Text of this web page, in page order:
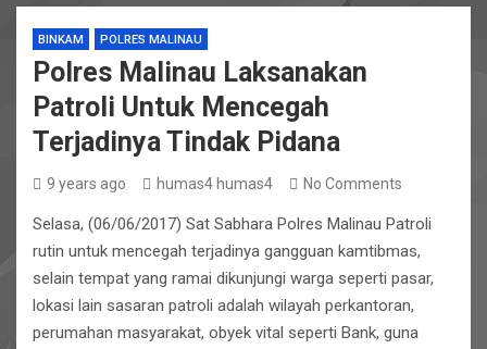
BINKAM POLRES MALINAU
Polres Malinau Laksanakan
Patroli Untuk Mencegah
Terjadinya Tindak Pidana
9 years ago humas4 humas4 No Comments
Selasa, (06/06/2017) Sat Sabhara Polres Malinau Patroli
rutin untuk mencegah terjadinya gangguan kamtibmas,
selain tempat yang ramai dikunjungi warga seperti pasar,
lokasi lain sasaran patroli adalah wilayah perkantoran,
perumahan masyarakat, obyek vital seperti Bank, guna